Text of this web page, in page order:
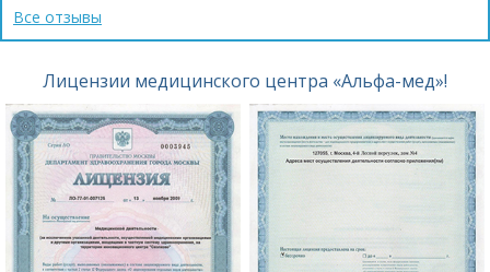
Все отзывы
Лицензии медицинского центра «Альфа-мед»!